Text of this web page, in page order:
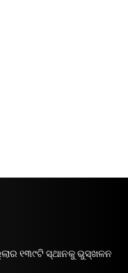
୧୩୯ଟି ସ୍ଥାନକୁ ଭୁସ୍ଖଳନ